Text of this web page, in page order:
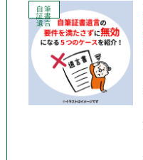
自筆
証書
遺言